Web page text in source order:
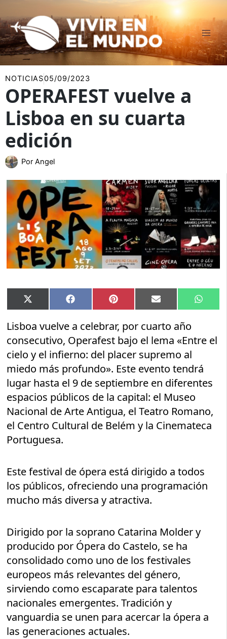
al
contenido
NOTICIAS05/09/2023
OPERAFEST vuelve a
Lisboa en su cuarta
edición
Por Angel
Compartir
en
X
(Twitter)
Compartir
en
Facebook Compartir
en
Pinterest Compartir
en
Email
en
Lisboa vuelve a celebrar, por cuarto año
consecutivo, Operafest bajo el lema «Entre el
cielo y el infierno: del placer supremo al
miedo más profundo». Este evento tendrá
lugar hasta el 9 de septiembre en diferentes
espacios públicos de la capital: el Museo
Nacional de Arte Antigua, el Teatro Romano,
el Centro Cultural de Belém y la Cinemateca
Portuguesa.
Este festival de ópera está dirigido a todos
los públicos, ofreciendo una programación
mucho más diversa y atractiva.
Dirigido por la soprano Catarina Molder y
producido por Ópera do Castelo, se ha
consolidado como uno de los festivales
europeos más relevantes del género,
sirviendo como escaparate para talentos
nacionales emergentes. Tradición y
vanguardia se unen para acercar la ópera a
las generaciones actuales.